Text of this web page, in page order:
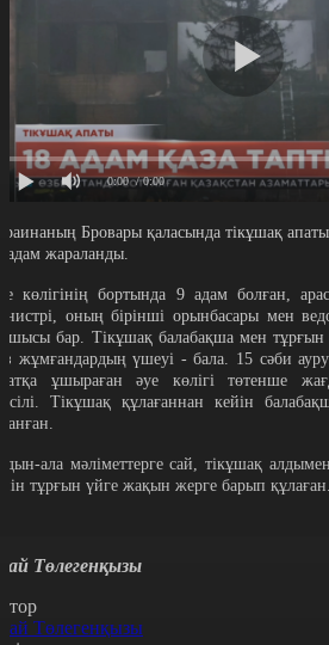
0:00 / 0:00
Бровары қаласында тікұшақ
адам жараланды.
көлігінің бортында 9 адам болған,
оның бірінші орынбасары мен
бар. Тікұшақ балабақша мен тұрғын
жұмғандардың үшеуі - бала. 15 сәби
ұшыраған әуе көлігі төтенше
Тікұшақ құлағаннан кейін
ала мәліметтерге сай, тікұшақ
тұрғын үйге жақын жерге барып құлаған.
Төлегенқызы
Төлегенқызы